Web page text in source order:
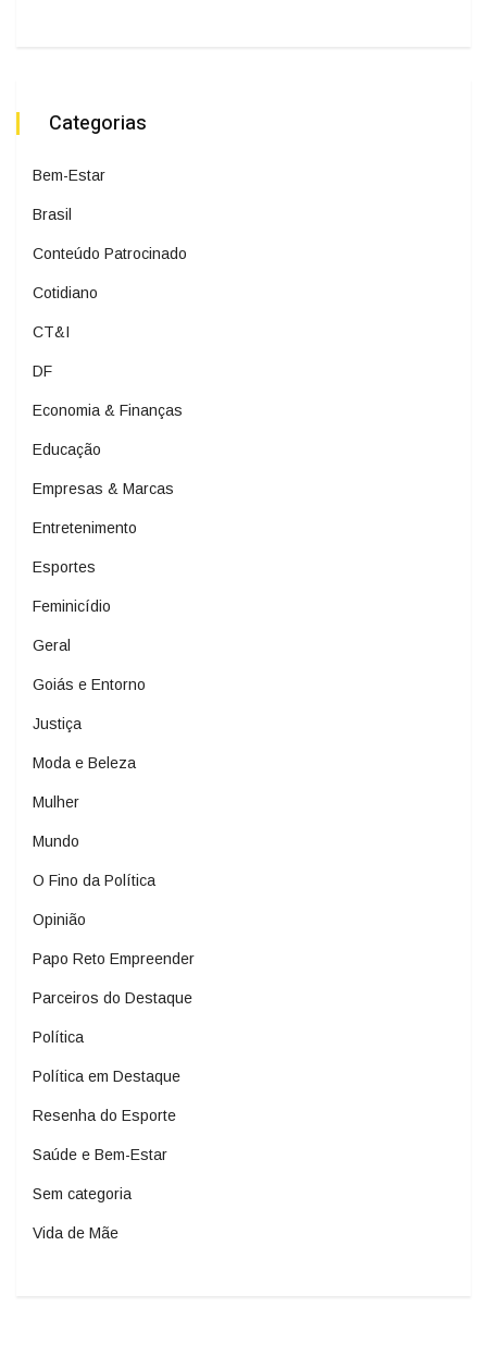
Categorias
Bem-Estar
Brasil
Conteúdo Patrocinado
Cotidiano
CT&I
DF
Economia & Finanças
Educação
Empresas & Marcas
Entretenimento
Esportes
Feminicídio
Geral
Goiás e Entorno
Justiça
Moda e Beleza
Mulher
Mundo
O Fino da Política
Opinião
Papo Reto Empreender
Parceiros do Destaque
Política
Política em Destaque
Resenha do Esporte
Saúde e Bem-Estar
Sem categoria
Vida de Mãe